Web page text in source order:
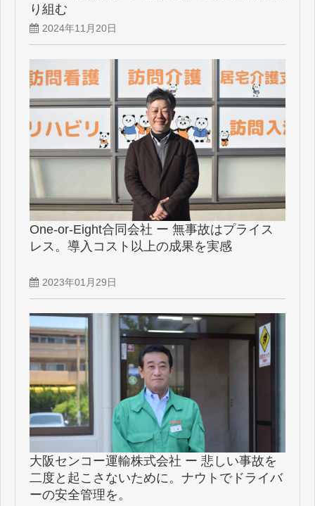
り組む
2024年11月20日
One-or-Eight合同会社 ー 無事故はプライス
レス。導入コスト以上の成果を実感
2023年01月29日
大阪センコー運輸株式会社 ー 悲しい事故を
二度と起こさないために。ナウトでドライバ
ーの安全管理を。